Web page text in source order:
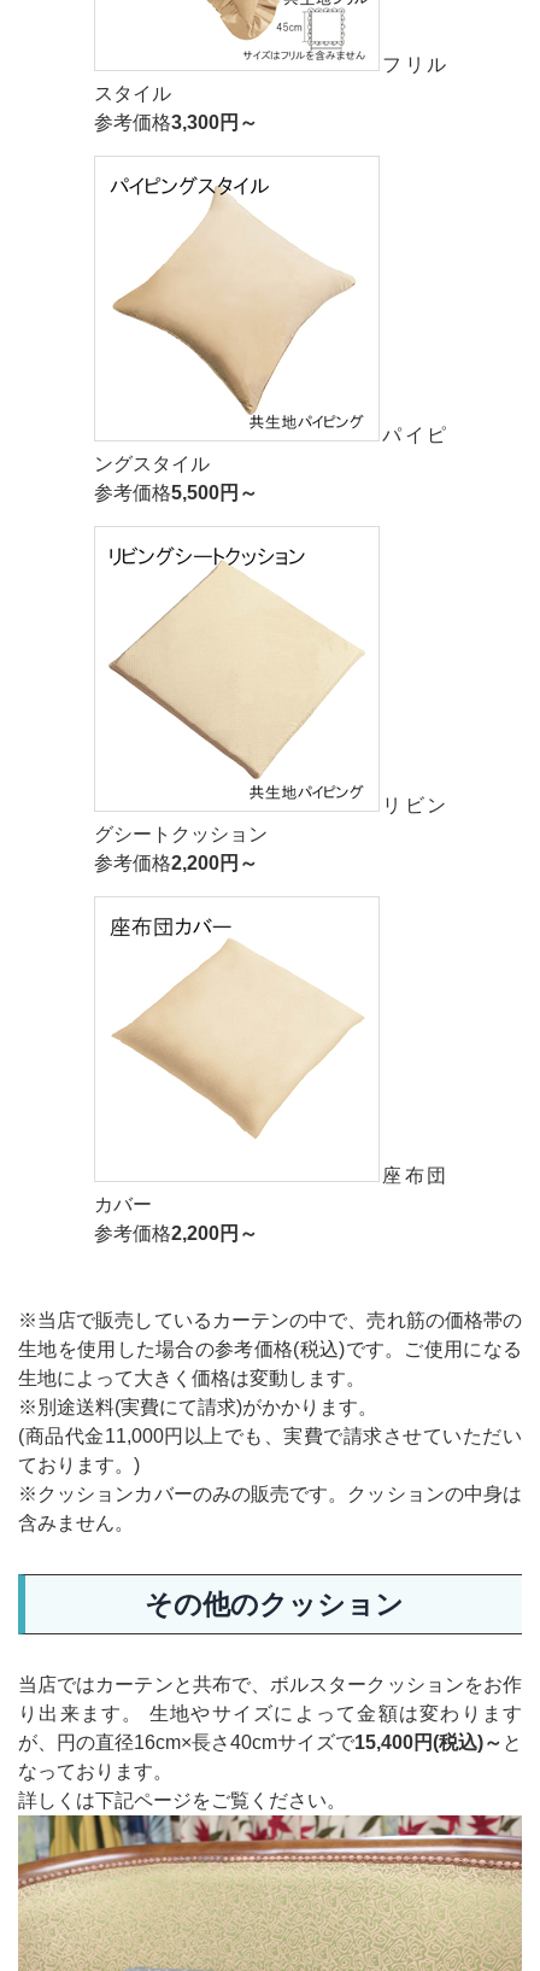
フリル
スタイル
参考価格3,300円～
パイピ
ングスタイル
参考価格5,500円～
リビン
グシートクッション
参考価格2,200円～
座布団
カバー
参考価格2,200円～
※当店で販売しているカーテンの中で、売れ筋の価格帯の
生地を使用した場合の参考価格(税込)です。ご使用になる
生地によって大きく価格は変動します。
※別途送料(実費にて請求)がかかります。
(商品代金11,000円以上でも、実費で請求させていただい
ております。)
※クッションカバーのみの販売です。クッションの中身は
含みません。
その他のクッション
当店ではカーテンと共布で、ボルスタークッションをお作
り出来ます。 生地やサイズによって金額は変わります
が、円の直径16cm×長さ40cmサイズで15,400円(税込)～ と
なっております。
詳しくは下記ページをご覧ください。